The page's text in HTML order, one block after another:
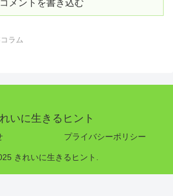
コメントを書き込む
ラム
いに生きるヒント
プライバシーポリシー
きれいに生きるヒント.